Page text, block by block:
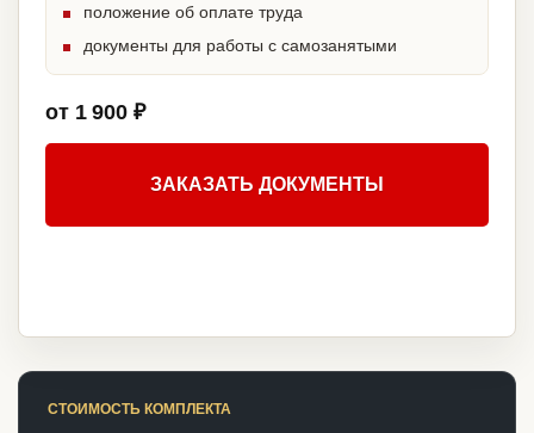
положение об оплате труда
документы для работы с самозанятыми
от 1 900 ₽
ЗАКАЗАТЬ ДОКУМЕНТЫ
СТОИМОСТЬ КОМПЛЕКТА